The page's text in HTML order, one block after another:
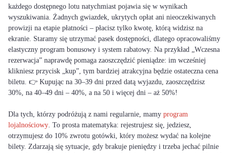
każdego dostępnego lotu natychmiast pojawia się w wynikach
wyszukiwania. Żadnych gwiazdek, ukrytych opłat ani nieoczekiwanych
prowizji na etapie płatności – płacisz tylko kwotę, którą widzisz na
ekranie. Staramy się utrzymać pasek dostępności, dlatego opracowaliśmy
elastyczny program bonusowy i system rabatowy. Na przykład „Wczesna
rezerwacja” naprawdę pomaga zaoszczędzić pieniądze: im wcześniej
klikniesz przycisk „kup”, tym bardziej atrakcyjna będzie ostateczna cena
biletu. 👉 Kupując na 30–39 dni przed datą wyjazdu, zaoszczędzisz
30%, na 40–49 dni – 40%, a na 50 i więcej dni – aż 50%!
Dla tych, którzy podróżują z nami regularnie, mamy program
lojalnościowy. To prosta matematyka: rejestrujesz się, jedziesz,
otrzymujesz do 10% zwrotu gotówki, który możesz wydać na kolejne
bilety. Zdarzają się sytuacje, gdy brakuje pieniędzy i trzeba jechać pilnie